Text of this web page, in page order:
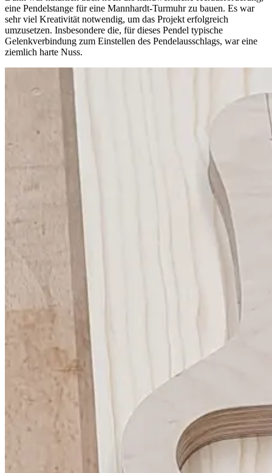
eine Pendelstange für eine Mannhardt-Turmuhr zu bauen. Es war
sehr viel Kreativität notwendig, um das Projekt erfolgreich
umzusetzen. Insbesondere die, für dieses Pendel typische
Gelenkverbindung zum Einstellen des Pendelausschlags, war eine
ziemlich harte Nuss.